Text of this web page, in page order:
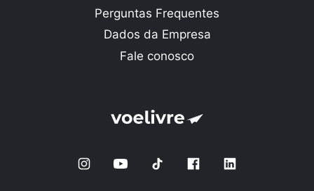
Perguntas Frequentes
Dados da Empresa
Fale conosco